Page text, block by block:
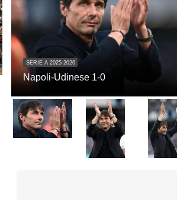
SERIE A 2025-2026
Napoli-Udinese 1-0